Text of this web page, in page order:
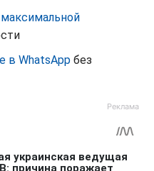
в WhatsApp без